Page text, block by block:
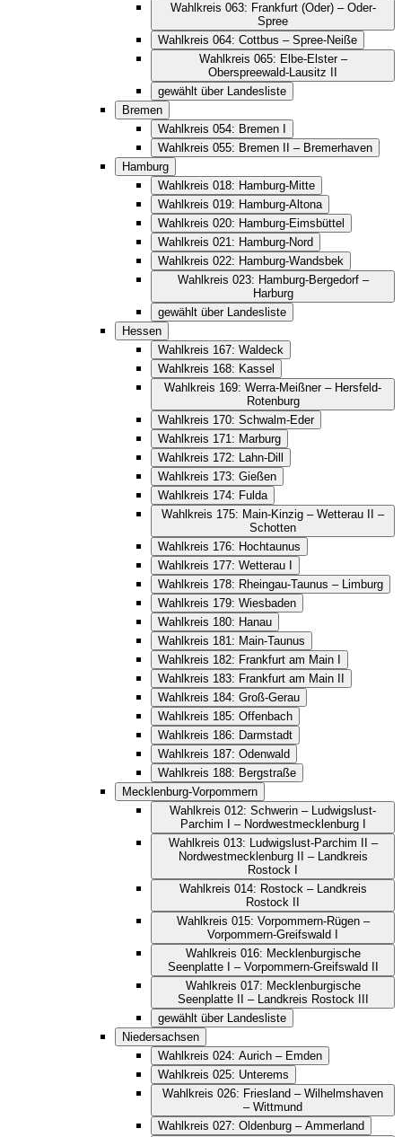
Wahlkreis 063: Frankfurt (Oder) – Oder-
Spree
Wahlkreis 064: Cottbus – Spree-Neiße
Wahlkreis 065: Elbe-Elster –
Oberspreewald-Lausitz II
gewählt über Landesliste
Bremen
Wahlkreis 054: Bremen I
Wahlkreis 055: Bremen II – Bremerhaven
Hamburg
Wahlkreis 018: Hamburg-Mitte
Wahlkreis 019: Hamburg-Altona
Wahlkreis 020: Hamburg-Eimsbüttel
Wahlkreis 021: Hamburg-Nord
Wahlkreis 022: Hamburg-Wandsbek
Wahlkreis 023: Hamburg-Bergedorf –
Harburg
gewählt über Landesliste
Hessen
Wahlkreis 167: Waldeck
Wahlkreis 168: Kassel
Wahlkreis 169: Werra-Meißner – Hersfeld-
Rotenburg
Wahlkreis 170: Schwalm-Eder
Wahlkreis 171: Marburg
Wahlkreis 172: Lahn-Dill
Wahlkreis 173: Gießen
Wahlkreis 174: Fulda
Wahlkreis 175: Main-Kinzig – Wetterau II –
Schotten
Wahlkreis 176: Hochtaunus
Wahlkreis 177: Wetterau I
Wahlkreis 178: Rheingau-Taunus – Limburg
Wahlkreis 179: Wiesbaden
Wahlkreis 180: Hanau
Wahlkreis 181: Main-Taunus
Wahlkreis 182: Frankfurt am Main I
Wahlkreis 183: Frankfurt am Main II
Wahlkreis 184: Groß-Gerau
Wahlkreis 185: Offenbach
Wahlkreis 186: Darmstadt
Wahlkreis 187: Odenwald
Wahlkreis 188: Bergstraße
Mecklenburg-Vorpommern
Wahlkreis 012: Schwerin – Ludwigslust-
Parchim I – Nordwestmecklenburg I
Wahlkreis 013: Ludwigslust-Parchim II –
Nordwestmecklenburg II – Landkreis
Rostock I
Wahlkreis 014: Rostock – Landkreis
Rostock II
Wahlkreis 015: Vorpommern-Rügen –
Vorpommern-Greifswald I
Wahlkreis 016: Mecklenburgische
Seenplatte I – Vorpommern-Greifswald II
Wahlkreis 017: Mecklenburgische
Seenplatte II – Landkreis Rostock III
gewählt über Landesliste
Niedersachsen
Wahlkreis 024: Aurich – Emden
Wahlkreis 025: Unterems
Wahlkreis 026: Friesland – Wilhelmshaven
– Wittmund
Wahlkreis 027: Oldenburg – Ammerland